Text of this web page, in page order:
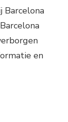
Barcelona
en